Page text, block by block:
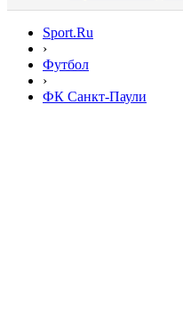
Sport.Ru
›
Футбол
›
ФК Санкт-Паули